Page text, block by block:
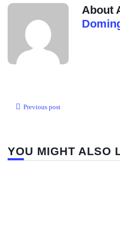
About
Previous post
YOU MIGHT ALSO